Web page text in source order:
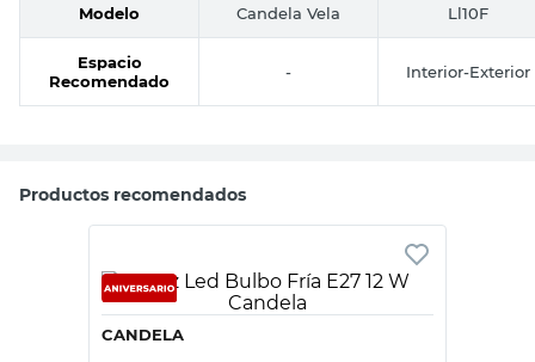
Modelo Candela Vela Ll10F
Espacio
Recomendado
- Interior-Exterior
Productos recomendados